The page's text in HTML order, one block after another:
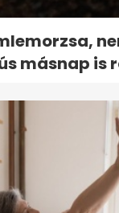
másnap is